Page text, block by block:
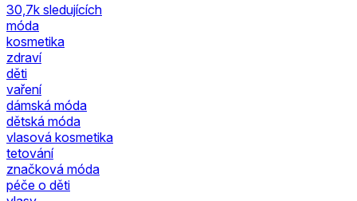
30,7k sledujících
móda
kosmetika
zdraví
děti
vaření
dámská móda
dětská móda
vlasová kosmetika
tetování
značková móda
péče o děti